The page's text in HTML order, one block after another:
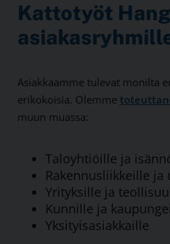
Kattotyöt
Asiakkaamme tulevat monilta
erikokoisia. Olemme
muun muassa:
Taloyhtiöille ja
Rakennusliikkeille
Yrityksille ja
Kunnille ja
Yksityisasiakkaille